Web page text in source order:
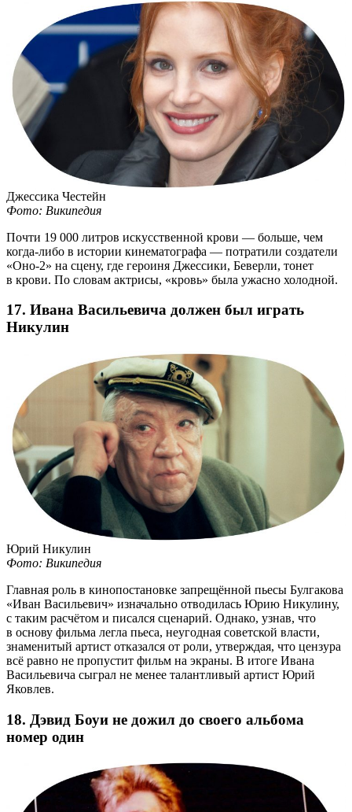
Джессика Честейн
Фото: Википедия
Почти 19 000 литров искусственной крови — больше, чем
когда-либо в истории кинематографа — потратили создатели
«Оно-2» на сцену, где героиня Джессики, Беверли, тонет
в крови. По словам актрисы, «кровь» была ужасно холодной.
17. Ивана Васильевича должен был играть
Никулин
Юрий Никулин
Фото: Википедия
Главная роль в кинопостановке запрещённой пьесы Булгакова
«Иван Васильевич» изначально отводилась Юрию Никулину,
с таким расчётом и писался сценарий. Однако, узнав, что
в основу фильма легла пьеса, неугодная советской власти,
знаменитый артист отказался от роли, утверждая, что цензура
всё равно не пропустит фильм на экраны. В итоге Ивана
Васильевича сыграл не менее талантливый артист Юрий
Яковлев.
18. Дэвид Боуи не дожил до своего альбома
номер один